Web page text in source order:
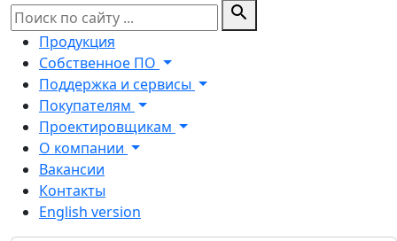
search
Продукция
Собственное ПО
Поддержка и сервисы
Покупателям
Проектировщикам
О компании
Вакансии
Контакты
English version